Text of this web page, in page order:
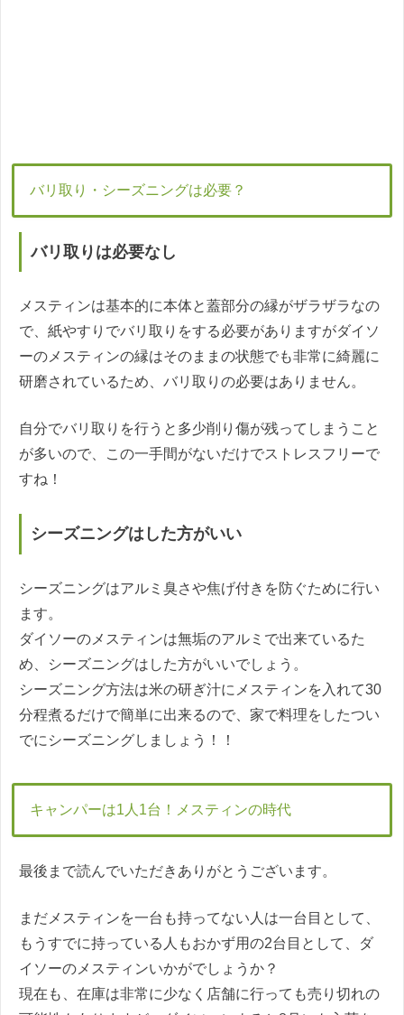
バリ取り・シーズニングは必要？
バリ取りは必要なし
メスティンは基本的に本体と蓋部分の縁がザラザラなの
で、紙やすりでバリ取りをする必要がありますがダイソ
ーのメスティンの縁はそのままの状態でも非常に綺麗に
研磨されているため、バリ取りの必要はありません。
自分でバリ取りを行うと多少削り傷が残ってしまうこと
が多いので、この一手間がないだけでストレスフリーで
すね！
シーズニングはした方がいい
シーズニングはアルミ臭さや焦げ付きを防ぐために行い
ます。
ダイソーのメスティンは無垢のアルミで出来ているた
め、シーズニングはした方がいいでしょう。
シーズニング方法は米の研ぎ汁にメスティンを入れて30
分程煮るだけで簡単に出来るので、家で料理をしたつい
でにシーズニングしましょう！！
キャンパーは1人1台！メスティンの時代
最後まで読んでいただきありがとうございます。
まだメスティンを一台も持ってない人は一台目として、
もうすでに持っている人もおかず用の2台目として、ダ
イソーのメスティンいかがでしょうか？
現在も、在庫は非常に少なく店舗に行っても売り切れの